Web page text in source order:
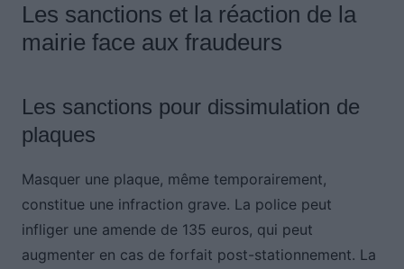
Les sanctions et la réaction de la
mairie face aux fraudeurs
Les sanctions pour dissimulation de
plaques
Masquer une plaque, même temporairement,
constitue une infraction grave. La police peut
infliger une amende de 135 euros, qui peut
augmenter en cas de forfait post-stationnement. La